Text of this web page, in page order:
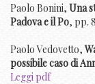
Paolo Bonini, Una
Padova e il Po, pp.
Paolo Vedovetto,
possibile caso di
Leggi pdf